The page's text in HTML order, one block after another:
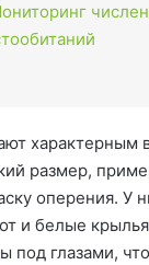
характерным
размер,
оперения. У
и белые
под глазами,